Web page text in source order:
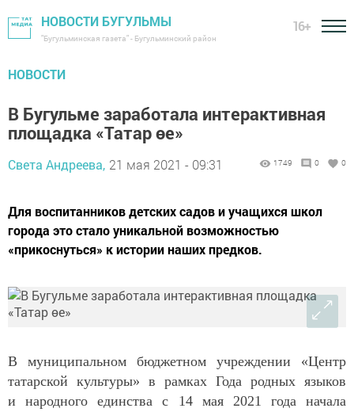
НОВОСТИ БУГУЛЬМЫ
"Бугульминская газета" - Бугульминский район
16+
НОВОСТИ
В Бугульме заработала интерактивная
площадка «Татар өе»
Света Андреева, 21 мая 2021 - 09:31 1749 0 0
Для воспитанников детских садов и учащихся школ
города это стало уникальной возможностью
«прикоснуться» к истории наших предков.
В муниципальном бюджетном учреждении «Центр
татарской культуры» в рамках Года родных языков
и народного единства с 14 мая 2021 года начала